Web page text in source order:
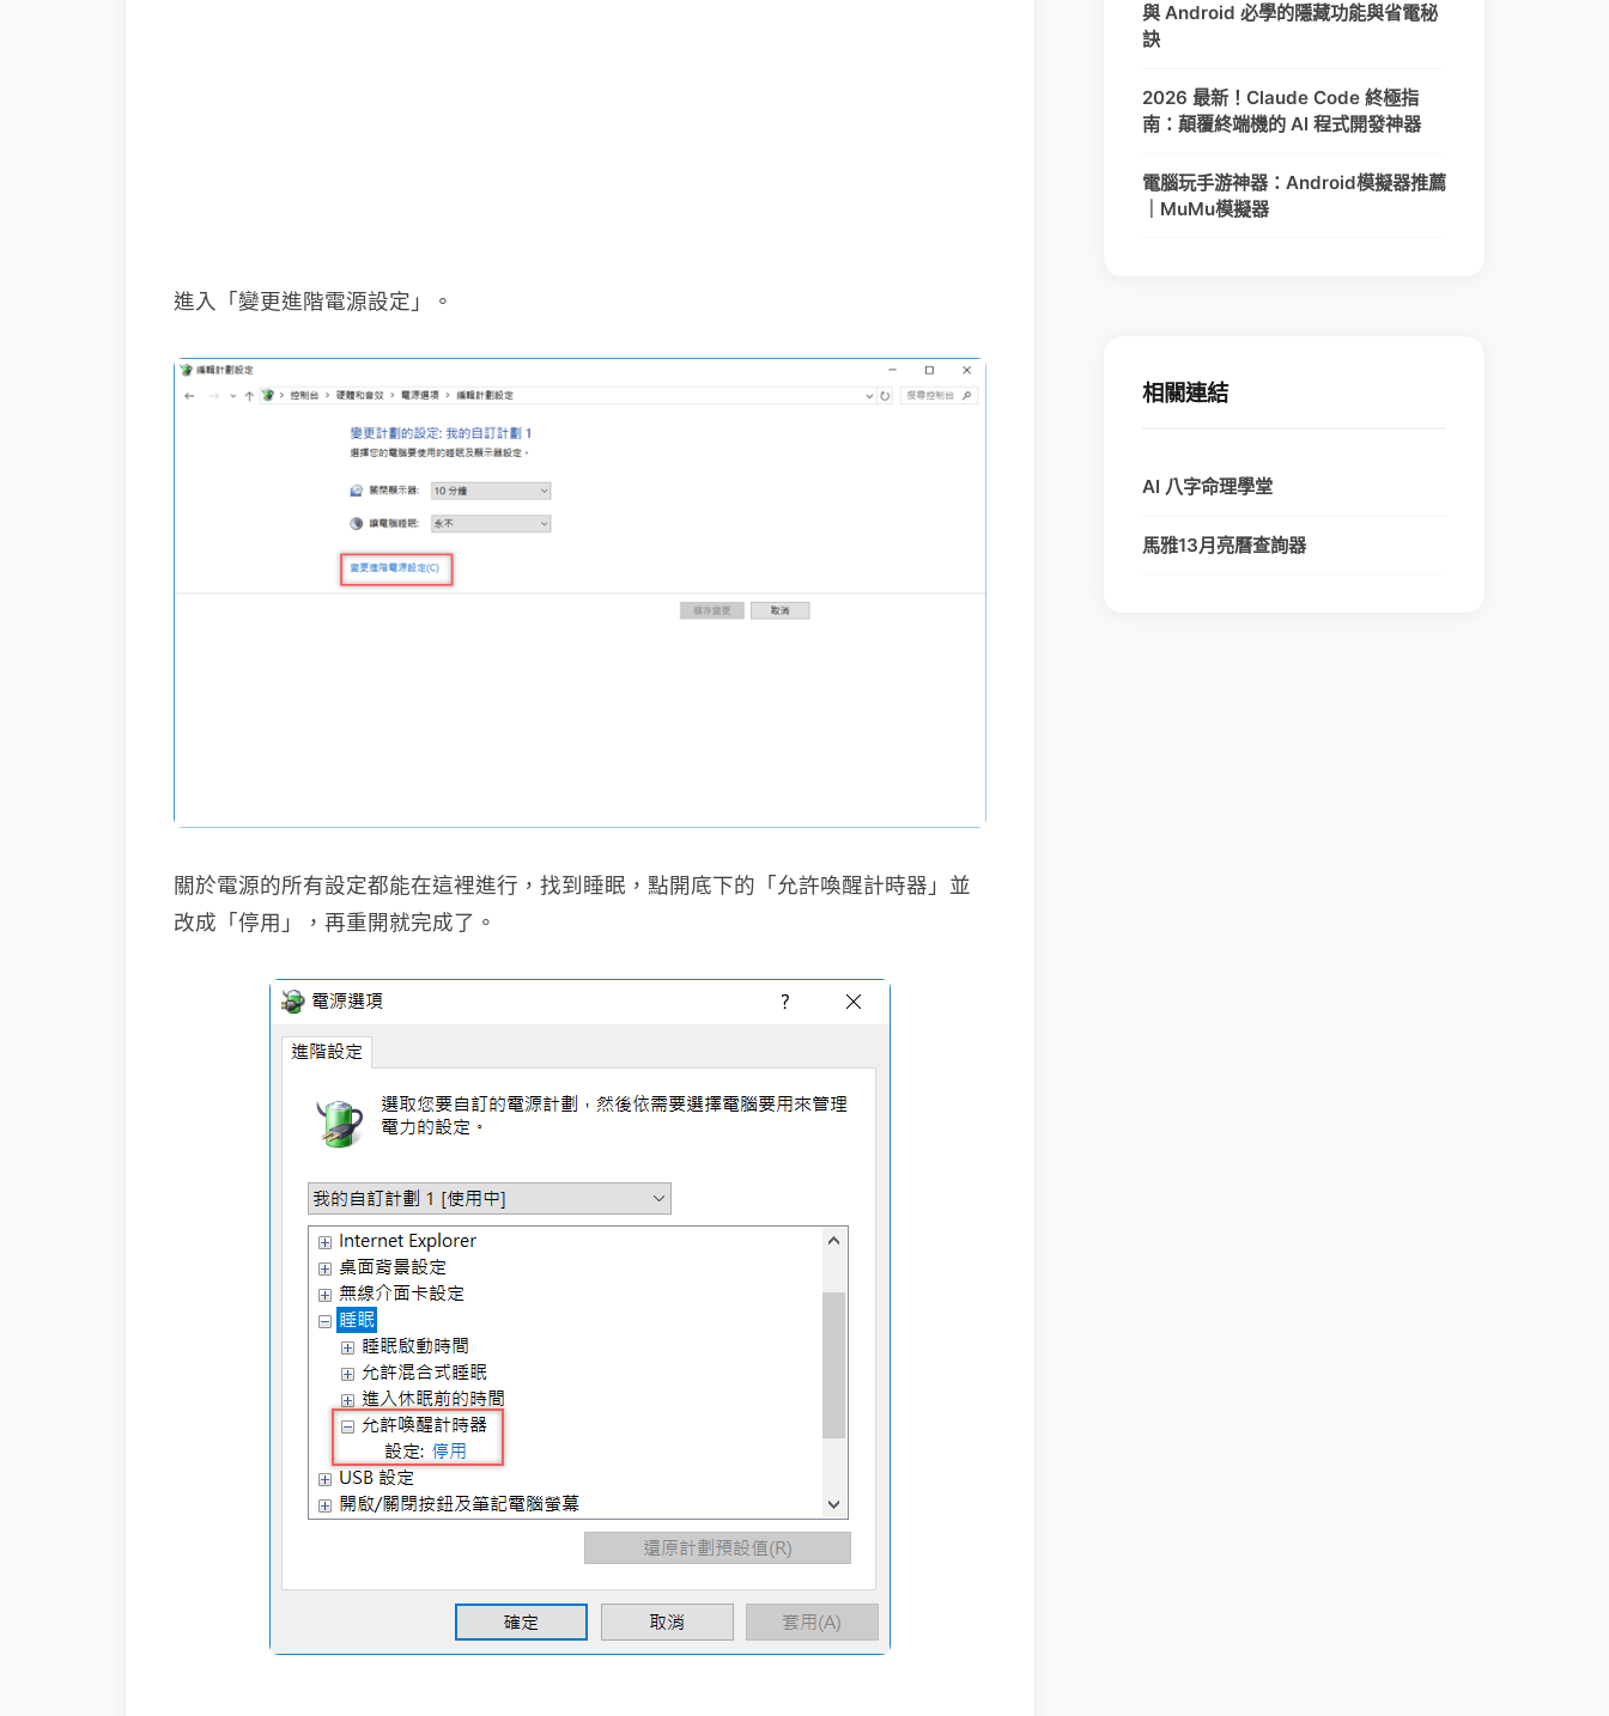
進入「變更進階電源設定」。
關於電源的所有設定都能在這裡進行，找到睡眠，點開底下的「允許喚醒計時器」並
改成「停用」，再重開就完成了。
與 Android 必學的隱藏功能與省電秘
訣
2026 最新！Claude Code 終極指
南：顛覆終端機的 AI 程式開發神器
電腦玩手游神器：Android模擬器推薦
｜MuMu模擬器
相關連結
AI 八字命理學堂
馬雅13月亮曆查詢器